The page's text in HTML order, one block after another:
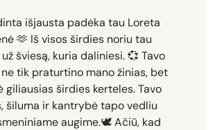
išjausta padėka tau Loreta
🫶 Iš visos širdies noriu tau
šviesą, kuria daliniesi. 💞 Tavo
tik praturtino mano žinias, bet
giliausias širdies kerteles. Tavo
šiluma ir kantrybė tapo vedliu
augime.🕊 Ačiū, kad